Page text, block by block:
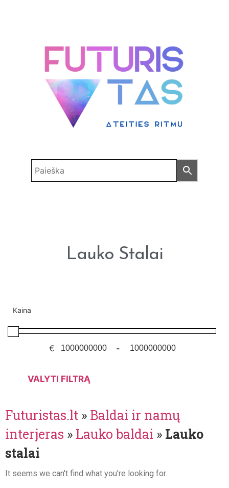
Lauko Stalai
Kaina
€ -
VALYTI FILTRĄ
Futuristas.lt » Baldai ir namų
interjeras » Lauko baldai » Lauko
stalai
It seems we can't find what you're looking for.